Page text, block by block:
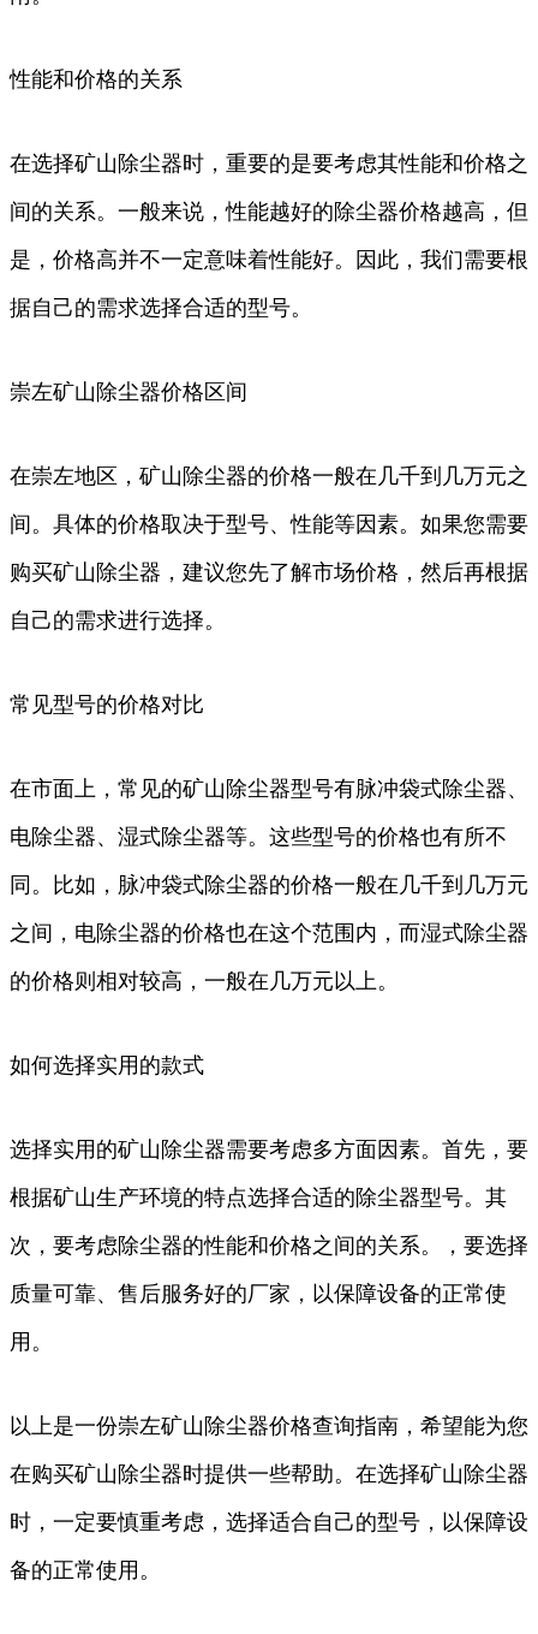
性能和价格的关系
在选择矿山除尘器时，重要的是要考虑其性能和价格之
间的关系。一般来说，性能越好的除尘器价格越高，但
是，价格高并不一定意味着性能好。因此，我们需要根
据自己的需求选择合适的型号。
崇左矿山除尘器价格区间
在崇左地区，矿山除尘器的价格一般在几千到几万元之
间。具体的价格取决于型号、性能等因素。如果您需要
购买矿山除尘器，建议您先了解市场价格，然后再根据
自己的需求进行选择。
常见型号的价格对比
在市面上，常见的矿山除尘器型号有脉冲袋式除尘器、
电除尘器、湿式除尘器等。这些型号的价格也有所不
同。比如，脉冲袋式除尘器的价格一般在几千到几万元
之间，电除尘器的价格也在这个范围内，而湿式除尘器
的价格则相对较高，一般在几万元以上。
如何选择实用的款式
选择实用的矿山除尘器需要考虑多方面因素。首先，要
根据矿山生产环境的特点选择合适的除尘器型号。其
次，要考虑除尘器的性能和价格之间的关系。，要选择
质量可靠、售后服务好的厂家，以保障设备的正常使
用。
以上是一份崇左矿山除尘器价格查询指南，希望能为您
在购买矿山除尘器时提供一些帮助。在选择矿山除尘器
时，一定要慎重考虑，选择适合自己的型号，以保障设
备的正常使用。